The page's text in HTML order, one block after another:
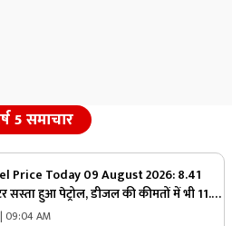
5 समाचार
Price Today 09 August 2026: 8.41
सस्ता हुआ पेट्रोल, डीजल की कीमतों में भी 11.52
मिली राहत तो जनता बोली- आ गए अच्छे दिन
09:04 AM